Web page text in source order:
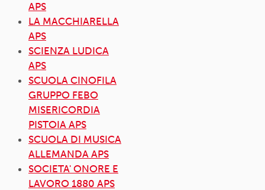
APS
LA MACCHIARELLA
APS
SCIENZA LUDICA
APS
SCUOLA CINOFILA
GRUPPO FEBO
MISERICORDIA
PISTOIA APS
SCUOLA DI MUSICA
ALLEMANDA APS
SOCIETA' ONORE E
LAVORO 1880 APS